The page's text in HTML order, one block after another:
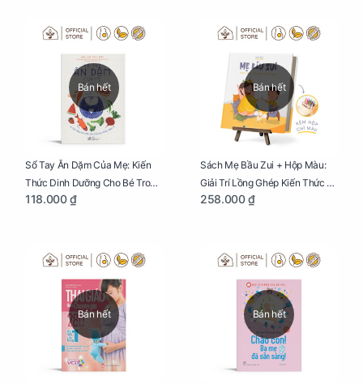
Bán hết
Sổ Tay Ăn Dặm Của Mẹ: Kiến
Thức Dinh Dưỡng Cho Bé Trong
Tuổi Ăn Dặm
118.000 ₫
Bán hết
Sách Mẹ Bầu Zui + Hộp Màu:
Giải Trí Lồng Ghép Kiến Thức Và
Lời Khuyên Mang Thai Bổ Ích
258.000 ₫
Bán hết Bán hết